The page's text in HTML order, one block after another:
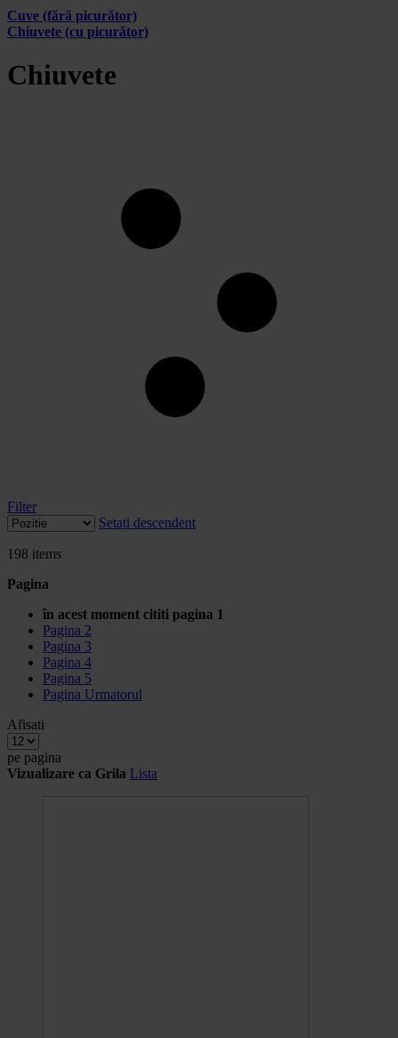
Cuve (fără picurător)
Chiuvete (cu picurător)
Chiuvete
Filter
Setati descendent
198 items
Pagina
în acest moment cititi pagina 1
Pagina 2
Pagina 3
Pagina 4
Pagina 5
Pagina Urmatorul
Afisati
pe pagina
Vizualizare ca Grila Lista